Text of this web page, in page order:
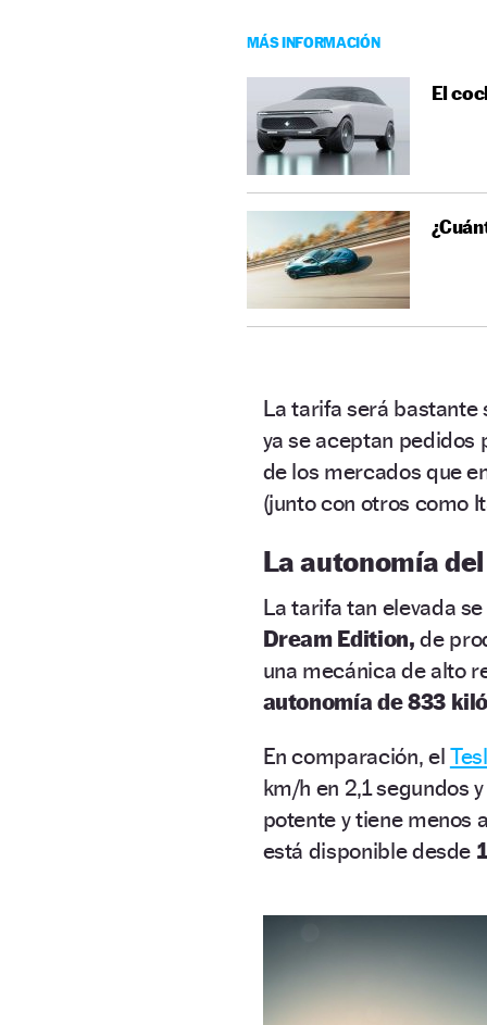
MÁS INFORMACIÓN
El
La tarifa será
ya se aceptan pedidos
de los mercados que
(junto con otros como
La autonomía
La tarifa tan elevada
Dream Edition, de
una mecánica de alto
autonomía de 833
En comparación, el
km/h en 2,1 segundos
potente y tiene menos
está disponible desde